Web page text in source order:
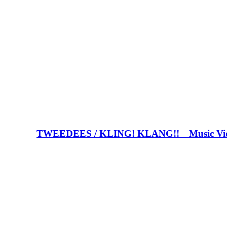
TWEEDEES / KLING! KLANG!! Music